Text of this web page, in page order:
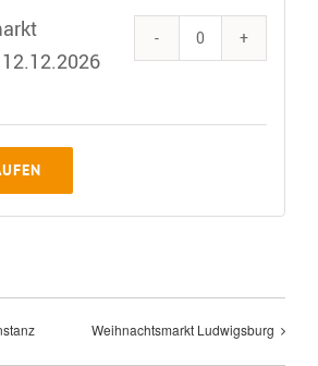
Quantity
Weihnachtsmarkt Ludwigsburg